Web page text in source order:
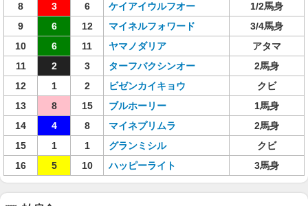
8
3 6 ケイアイウルフオー
1/2馬身
9
6 12 マイネルフォワード
3/4馬身
10
6 11 ヤマノダリア
アタマ
11
2 3 ターフバクシンオー
2馬身
12
1 2 ビゼンカイキョウ
クビ
13
8 15 ブルホーリー
1馬身
14
4 8 マイネプリムラ
2馬身
15
1 1 グランミシル
クビ
16
5 10 ハッピーライト 3馬身